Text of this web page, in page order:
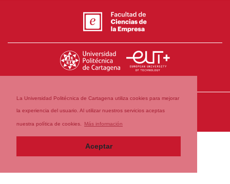
La Universidad Politécnica de Cartagena utiliza cookies para mejorar
la experiencia del usuario. Al utilizar nuestros servicios aceptas
nuestra política de cookies. Más información
Aceptar